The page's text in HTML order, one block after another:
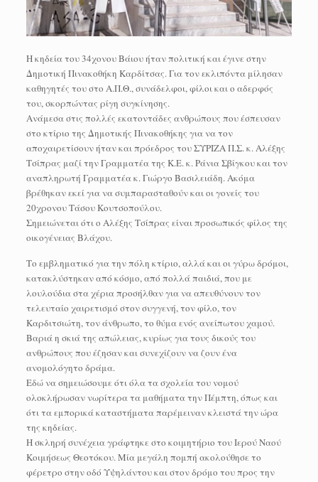
Η κηδεία του 34χονου Βάιου ήταν πολιτική και έγινε στην
Δημοτική Πινακοθήκη Καρδίτσας. Για τον εκλιπόντα μίλησαν
καθηγητές του στο Α.Π.Θ., συνάδελφοι, φίλοι και ο αδερφός
του, σκορπώντας ρίγη συγκίνησης.
Ανάμεσα στις πολλές εκατοντάδες ανθρώπους που έσπευσαν
στο κτίριο της Δημοτικής Πινακοθήκης για να τον
αποχαιρετίσουν ήταν και πρόεδρος του ΣΥΡΙΖΑ Π.Σ. κ. Αλέξης
Τσίπρας μαζί την Γραμματέα της Κ.Ε. κ. Ράνια Σβίγκου και τον
αναπληρωτή Γραμματέα κ. Γιώργο Βασιλειάδη. Ακόμα
βρέθηκαν εκεί για να συμπαρασταθούν και οι γονείς του
20χρονου Τάσου Κουτσοπούλου.
Σημειώνεται ότι ο Αλέξης Τσίπρας είναι προσωπικός φίλος της
οικογένειας Βλάχου.
Το εμβληματικό για την πόλη κτίριο, αλλά και οι γύρω δρόμοι,
κατακλύστηκαν από κόσμο, από πολλά παιδιά, που με
λουλούδια στα χέρια προσήλθαν για να απευθύνουν τον
τελευταίο χαιρετισμό στον συγγενή, τον φίλο, τον
Καρδιτσιώτη, τον άνθρωπο, το θύμα ενός ανείπωτου χαμού.
Βαριά η σκιά της απώλειας, κυρίως για τους δικούς του
ανθρώπους που έζησαν και συνεχίζουν να ζουν ένα
ανομολόγητο δράμα.
Εδώ να σημειώσουμε ότι όλα τα σχολεία του νομού
ολοκλήρωσαν νωρίτερα τα μαθήματα την Πέμπτη, όπως και
ότι τα εμπορικά καταστήματα παρέμειναν κλειστά την ώρα
της κηδείας.
Η σκληρή συνέχεια γράφτηκε στο κοιμητήριο του Ιερού Ναού
Κοιμήσεως Θεοτόκου. Μία μεγάλη πομπή ακολούθησε το
φέρετρο στην οδό Υψηλάντου και στον δρόμο του προς την